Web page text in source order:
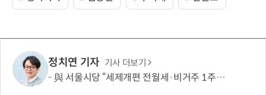
정치연 기자 기사 더보기
與 서울시당 “세제개편 전월세·비거주 1주택 영향 면밀 점검”